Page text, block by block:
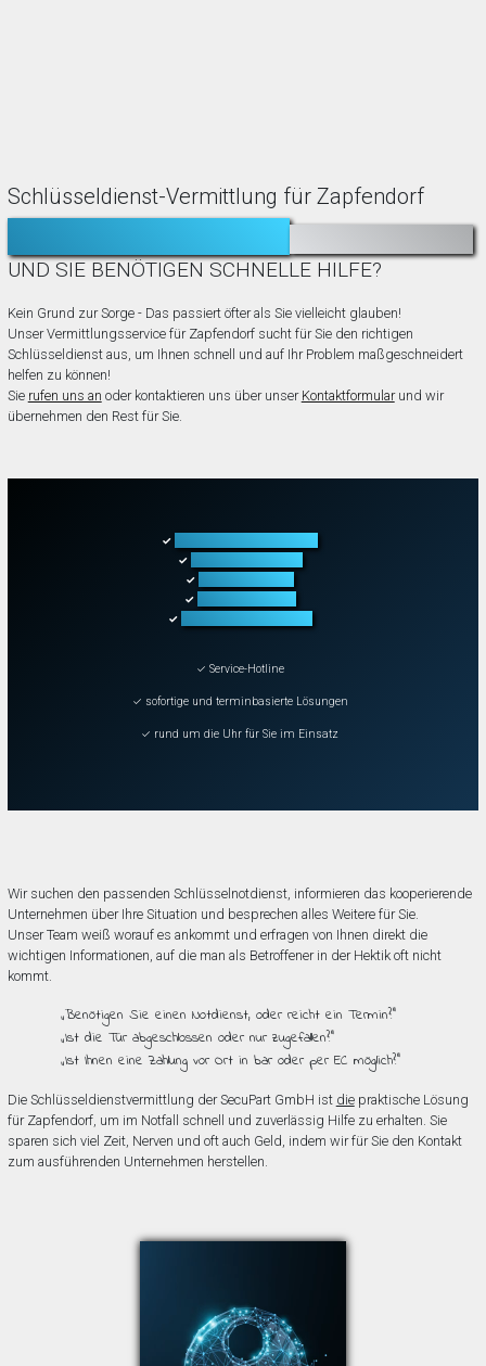
Schlüsseldienst-Vermittlung für Zapfendorf
TÜR ZUGEFALLEN?
UND SIE BENÖTIGEN SCHNELLE HILFE?
Kein Grund zur Sorge - Das passiert öfter als Sie vielleicht glauben!
Unser Vermittlungsservice für Zapfendorf sucht für Sie den richtigen
Schlüsseldienst aus, um Ihnen schnell und auf Ihr Problem maßgeschneidert
helfen zu können!
Sie rufen uns an oder kontaktieren uns über unser Kontaktformularund wir
übernehmen den Rest für Sie.
✓
✓
✓
✓
✓
✓ Service-Hotline
✓ sofortige und terminbasierte Lösungen
✓ rund um die Uhr für Sie im Einsatz
Wir suchen den passenden Schlüsselnotdienst, informieren das kooperierende
Unternehmen über Ihre Situation und besprechen alles Weitere für Sie.
Unser Team weiß worauf es ankommt und erfragen von Ihnen direkt die
wichtigen Informationen, auf die man als Betroffener in der Hektik oft nicht
kommt.
„Benötigen Sie einen Notdienst, oder reicht ein Termin?”
„Ist die Tür abgeschlossen oder nur zugefallen?”
„Ist Ihnen eine Zahlung vor Ort in bar oder per EC möglich?”
Die Schlüsseldienstvermittlung der SecuPart GmbH ist diepraktische Lösung
für Zapfendorf, um im Notfall schnell und zuverlässig Hilfe zu erhalten. Sie
sparen sich viel Zeit, Nerven und oft auch Geld, indem wir für Sie den Kontakt
zum ausführenden Unternehmen herstellen.